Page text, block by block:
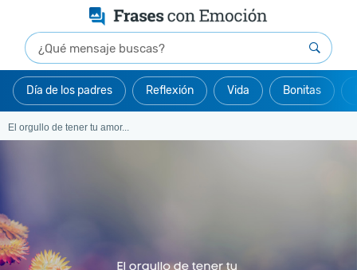
Día de los padres Reflexión Vida Bonitas
El orgullo de tener tu amor...